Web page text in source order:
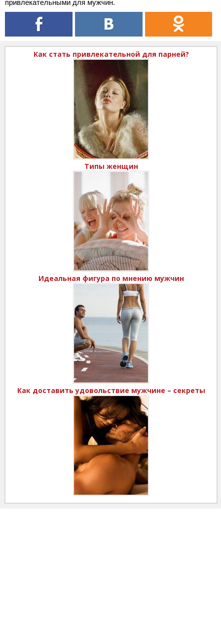
привлекательными для мужчин.
Как стать привлекательной для парней?
Типы женщин
Идеальная фигура по мнению мужчин
Как доставить удовольствие мужчине – секреты